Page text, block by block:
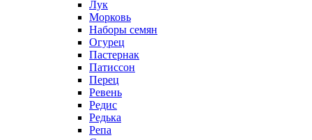
Лук
Морковь
Наборы семян
Огурец
Пастернак
Патиссон
Перец
Ревень
Редис
Редька
Репа